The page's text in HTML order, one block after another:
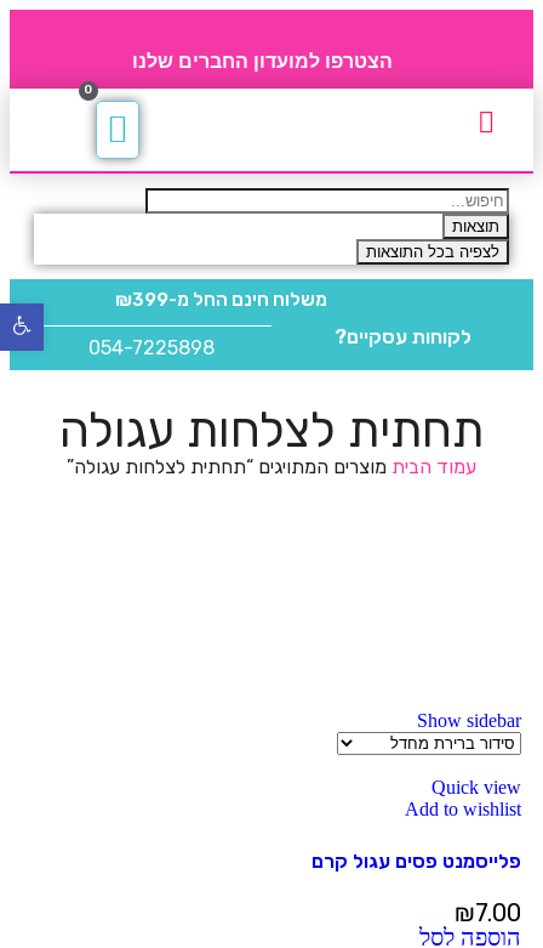
הצטרפו למועדון החברים שלנו
0
תוצאות
לצפיה בכל התוצאות
משלוח חינם החל מ-₪399
לקוחות עסקיים? 054-7225898
תחתית לצלחות עגולה
עמוד הבית מוצרים המתויגים “תחתית לצלחות עגולה”
Show sidebar
Quick view
Add to wishlist
פלייסמנט פסים עגול קרם
₪7.00
הוספה לסל
פתח